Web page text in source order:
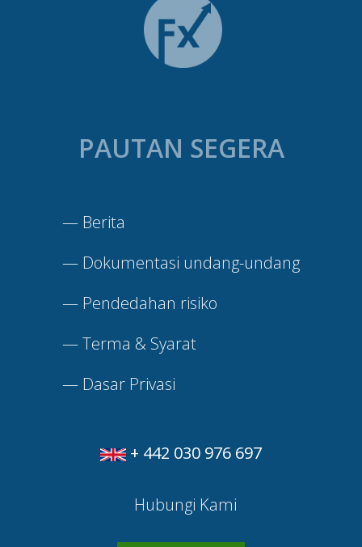
PAUTAN SEGERA
— Berita
— Dokumentasi undang-undang
— Pendedahan risiko
—Terma & Syarat
— Dasar Privasi
+ 442 030 976 697
Hubungi Kami